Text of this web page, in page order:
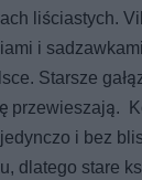
liściastych.
i
Starsze
przewieszają.
i bez
dlatego stare